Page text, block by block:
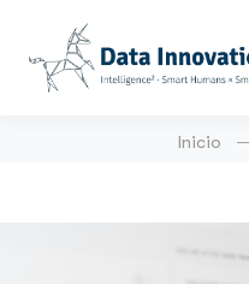
Inicio